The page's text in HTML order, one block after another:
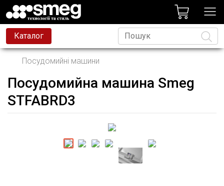
Каталог
Посудомийні машини
Посудомийна машина Smeg
STFABRD3